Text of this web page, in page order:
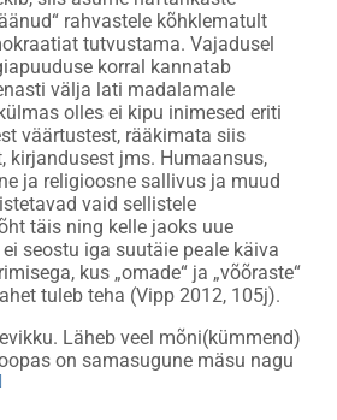
rahvastele kõhklematult
tutvustama. Vajadusel
korral kannatab
välja lati madalamale
olles ei kipu inimesed eriti
väärtustest, rääkimata siis
kirjandusest jms. Humaansus,
ja religioosne sallivus ja muud
vaid sellistele
täis ning kelle jaoks uue
seostu iga suutäie peale käiva
kus „omade“ ja „võõraste“
tuleb teha (Vipp 2012, 105j).
Läheb veel mõni(kümmend)
on samasugune mäsu nagu